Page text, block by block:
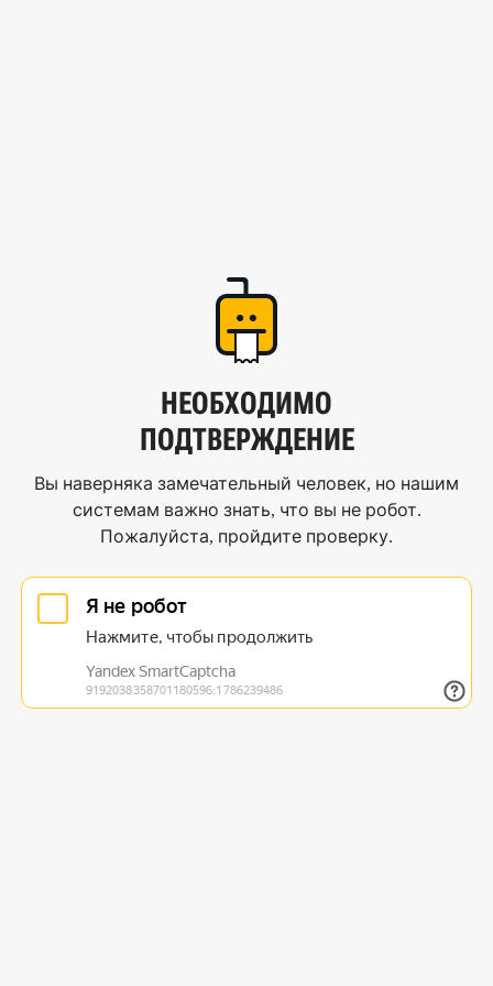
НЕОБХОДИМО
ПОДТВЕРЖДЕНИЕ
Вы наверняка замечательный человек, но нашим
системам важно знать, что вы не робот.
Пожалуйста, пройдите проверку.